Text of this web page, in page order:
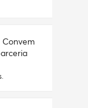
Convem